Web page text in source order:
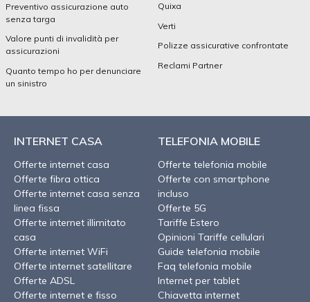
Preventivo assicurazione auto
senza targa
Valore punti di invalidità per
assicurazioni
Quanto tempo ho per denunciare
un sinistro
Quixa
Verti
Polizze assicurative confrontate
Reclami Partner
INTERNET CASA
Offerte internet casa
Offerte fibra ottica
Offerte internet casa senza
linea fissa
Offerte internet illimitato
casa
Offerte internet WiFi
Offerte internet satellitare
Offerte ADSL
Offerte internet e fisso
TELEFONIA MOBILE
Offerte telefonia mobile
Offerte con smartphone
incluso
Offerte 5G
Tariffe Estero
Opinioni Tariffe cellulari
Guide telefonia mobile
Faq telefonia mobile
Internet per tablet
Chiavetta internet